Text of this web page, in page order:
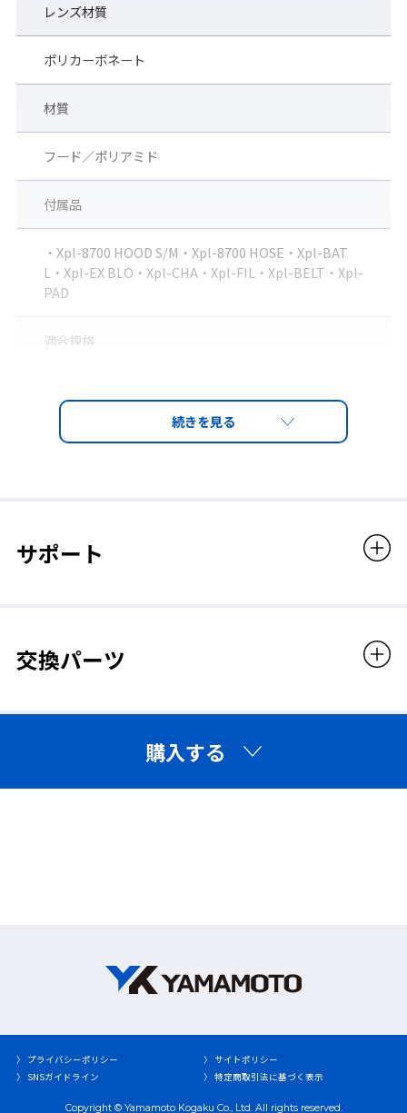
■高い防護係数(S級)。指定防護係数(1000(※1))
X-ploer8700は指定防護係数1000(※1)。
ット形フード（ヘッドギア仕様）電動ファン付き呼吸用保護具。
ルーズフィット形電動ファン付き呼吸用保護具は、面体形と異な
り顔面との装着性（フィットネス）に防護係数が依存しないた
め、 フィットテストが不要。
NaCL粒子補修効率99.97%以上(PS3) ／ 漏れ率 0.1%以下
法)の附属書JCのSWPF 試験による。
指定防護係数とは
電動ファン付き呼吸用保護具や防じんマスクなど、呼吸用
X-plore 8700 PHL_SWPF.pdf
レンズ材質
ポリカーボネート
材質
フード／ポリアミド
付属品
・Xpl-8700 HOOD S/M・Xpl-8700 HOSE・Xpl-BAT
L・Xpl-EX BLO・Xpl-CHA・Xpl-FIL・Xpl-BELT・Xpl-
PAD
適合規格
国家検定合格品
第TP126号／ ルーズフィット形 フード 通常風量形
PS3 S級
759,000円（税込）
(※)JIS T8150:2021(呼吸用保護具の選択、使用及び保守管理方法)の附属書JCの
SWPF 試験による。
サポート
交換パーツ
購入する
〉 プライバシーポリシー
〉 サイトポリシー
〉 SNSガイドライン
〉 特定商取引法に基づく表示
Copyright © Yamamoto Kogaku Co., Ltd. All rights reserved.